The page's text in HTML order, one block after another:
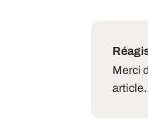
Merci
article.